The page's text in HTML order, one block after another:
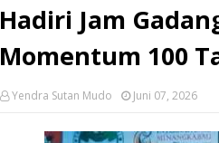
Hadiri Jam
Momentum 100
Yendra Sutan Mudo Juni 07, 2026